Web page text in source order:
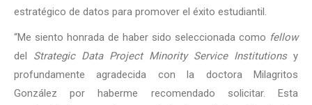
estratégico de datos para promover el éxito estudiantil.
“Me siento honrada de haber sido seleccionada como fellow
del Strategic Data Project Minority Service Institutionsy
profundamente agradecida con la doctora Milagritos
González por haberme recomendado solicitar. Esta